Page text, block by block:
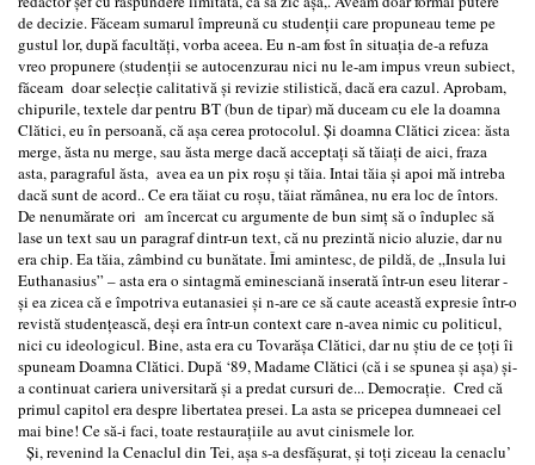
de decizie. Făceam sumarul împreună cu studenţii care propuneau teme pe
gustul lor, după facultăţi, vorba aceea. Eu n-am fost în situaţia de-a refuza
vreo propunere (studenţii se autocenzurau nici nu le-am impus vreun subiect,
făceam doar selecţie calitativă şi revizie stilistică, dacă era cazul. Aprobam,
chipurile, textele dar pentru BT (bun de tipar) mă duceam cu ele la doamna
Clătici, eu în persoană, că aşa cerea protocolul. Şi doamna Clătici zicea: ăsta
merge, ăsta nu merge, sau ăsta merge dacă acceptaţi să tăiaţi de aici, fraza
asta, paragraful ăsta, avea ea un pix roşu şi tăia. Intai tăia şi apoi mă intreba
dacă sunt de acord.. Ce era tăiat cu roşu, tăiat rămânea, nu era loc de întors.
De nenumărate ori am încercat cu argumente de bun simţ să o înduplec să
lase un text sau un paragraf dintr-un text, că nu prezintă nicio aluzie, dar nu
era chip. Ea tăia, zâmbind cu bunătate. Îmi amintesc, de pildă, de „Insula lui
Euthanasius” – asta era o sintagmă eminesciană inserată într-un eseu literar -
şi ea zicea că e împotriva eutanasiei şi n-are ce să caute această expresie într-o
revistă studenţească, deşi era într-un context care n-avea nimic cu politicul,
nici cu ideologicul. Bine, asta era cu Tovarăşa Clătici, dar nu ştiu de ce ţoţi îi
spuneam Doamna Clătici. După ‘89, Madame Clătici (că i se spunea şi aşa) şi-
a continuat cariera universitară şi a predat cursuri de... Democraţie. Cred că
primul capitol era despre libertatea presei. La asta se pricepea dumneaei cel
mai bine! Ce să-i faci, toate restauraţiile au avut cinismele lor.
Şi, revenind la Cenaclul din Tei, aşa s-a desfăşurat, şi toţi ziceau la cenaclu’